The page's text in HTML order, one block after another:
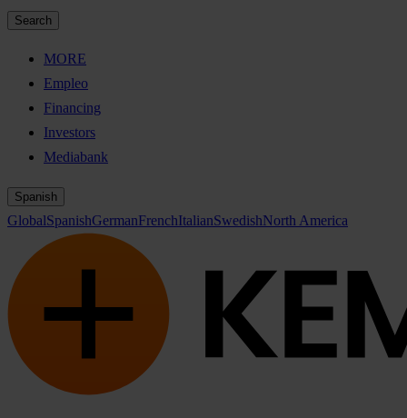
Search
MORE
Empleo
Financing
Investors
Mediabank
Spanish
GlobalSpanishGermanFrenchItalianSwedishNorth America